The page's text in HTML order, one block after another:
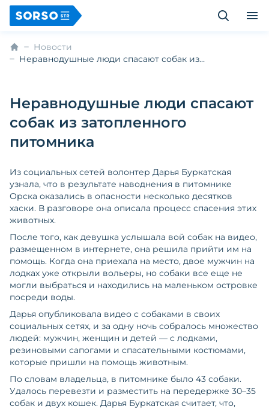
Новости
Неравнодушные люди спасают собак из
Неравнодушные люди спасают
собак из затопленного
питомника
Из социальных сетей волонтер Дарья Буркатская
узнала, что в результате наводнения в питомнике
Орска оказались в опасности несколько десятков
хаски. В разговоре она описала процесс спасения этих
животных.
После того, как девушка услышала вой собак на видео,
размещенном в интернете, она решила прийти им на
помощь. Когда она приехала на место, двое мужчин на
лодках уже открыли вольеры, но собаки все еще не
могли выбраться и находились на маленьком островке
посреди воды.
Дарья опубликовала видео с собаками в своих
социальных сетях, и за одну ночь собралось множество
людей: мужчин, женщин и детей — с лодками,
резиновыми сапогами и спасательными костюмами,
которые пришли на помощь животным.
По словам владельца, в питомнике было 43 собаки.
Удалось перевезти и разместить на передержке 30–35
собак и двух кошек. Дарья Буркатская считает, что,